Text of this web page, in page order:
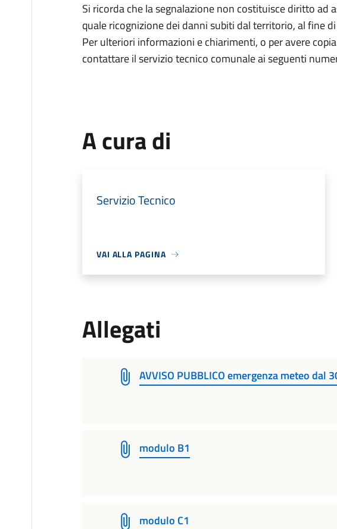
Si ricorda che la segnalazione non costituisce diritto ad
quale ricognizione dei danni subiti dal territorio, al fine
Per ulteriori informazioni e chiarimenti, o per avere
contattare il servizio tecnico comunale ai seguenti
A cura di
Servizio Tecnico
VAI ALLA PAGINA
Allegati
AVVISO PUBBLICO emergenza meteo dal
modulo B1
modulo C1